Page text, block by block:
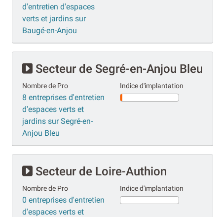
d'entretien d'espaces
verts et jardins sur
Baugé-en-Anjou
Secteur de Segré-en-Anjou Bleu
Nombre de Pro
8 entreprises d'entretien
d'espaces verts et
jardins sur Segré-en-
Anjou Bleu
Indice d'implantation
Secteur de Loire-Authion
Nombre de Pro
0 entreprises d'entretien
d'espaces verts et
Indice d'implantation